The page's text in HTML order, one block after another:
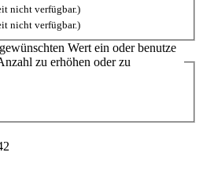
nicht verfügbar.)
nicht verfügbar.)
Wert ein oder benutze
zu erhöhen oder zu